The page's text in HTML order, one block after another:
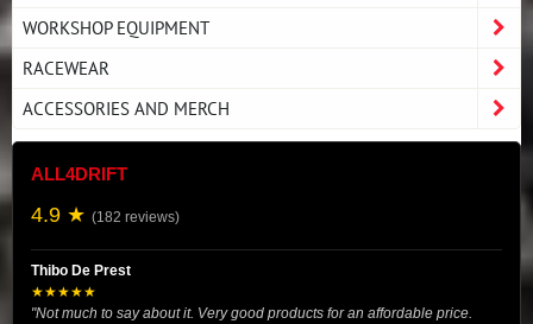
WORKSHOP EQUIPMENT
RACEWEAR
ACCESSORIES AND MERCH
ALL4DRIFT
4.9 ★ (182 reviews)
Thibo De Prest
★★★★★
"Not much to say about it. Very good products for an affordable price.